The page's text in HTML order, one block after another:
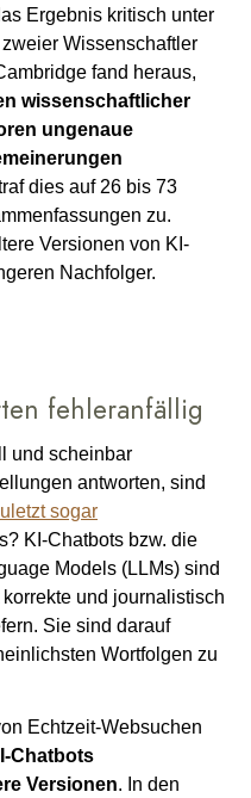
Ergebnis kritisch unter
zweier Wissenschaftler
fand heraus,
wissenschaftlicher
ungenaue
dies auf 26 bis 73
zu.
Versionen von KI-
Nachfolger.
fehleranfällig
und scheinbar
antworten, sind
sogar
KI-Chatbots bzw. die
Models (LLMs) sind
und journalistisch
Sie sind darauf
Wortfolgen zu
Echtzeit-Websuchen
Chatbots
Versionen. In den